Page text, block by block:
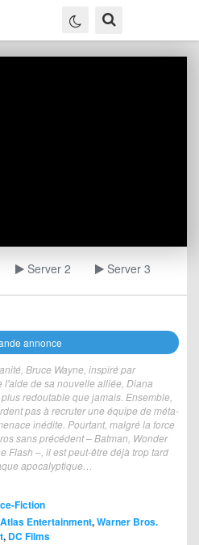
Server 2 Server 3
annonce
Bruce Wayne, inspiré par
de sa nouvelle alliée, Diana
redoutable que jamais. Ensemble,
pas à recruter une équipe de méta-
inédite. Pourtant, malgré la force
sans précédent – Batman, Wonder
Flash –, il est peut-être déjà trop tard
apocalyptique…
Fiction
Atlas Entertainment,Warner Bros.
, DC Films